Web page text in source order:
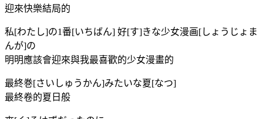
迎來快樂結局的
私[わたし]の1番[いちばん] 好[す]きな少女漫画[しょうじょま
んが]の
明明應該會迎來與我最喜歡的少女漫畫的
最終巻[さいしゅうかん]みたいな夏[なつ]
最終卷的夏日般